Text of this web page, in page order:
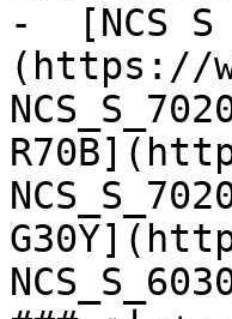
-  [NCS S
(https://